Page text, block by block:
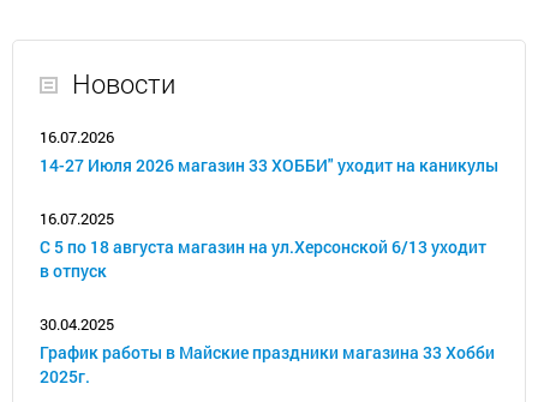
Новости
16.07.2026
14-27 Июля 2026 магазин 33 ХОББИ" уходит на каникулы
16.07.2025
С 5 по 18 августа магазин на ул.Херсонской 6/13 уходит
в отпуск
30.04.2025
График работы в Майские праздники магазина 33 Хобби
2025г.